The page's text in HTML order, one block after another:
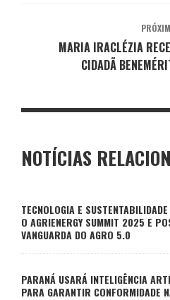
MARIA IRACLÉZIA
CIDADÃ
NOTÍCIAS
TECNOLOGIA E
O AGRIENERGY SUMMIT 2025 E
VANGUARDA DO AGRO 5.0
PARANÁ USARÁ INTELIGÊNCIA
PARA GARANTIR CONFORMIDADE